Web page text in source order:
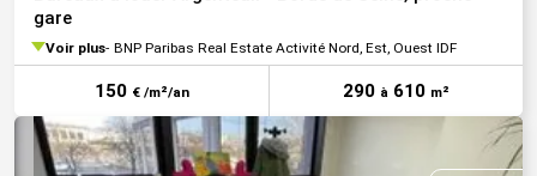
gare
Voir plus BNP Paribas Real Estate Activité Nord, Est, Ouest IDF
150 € /m²/an 290 à 610 m²